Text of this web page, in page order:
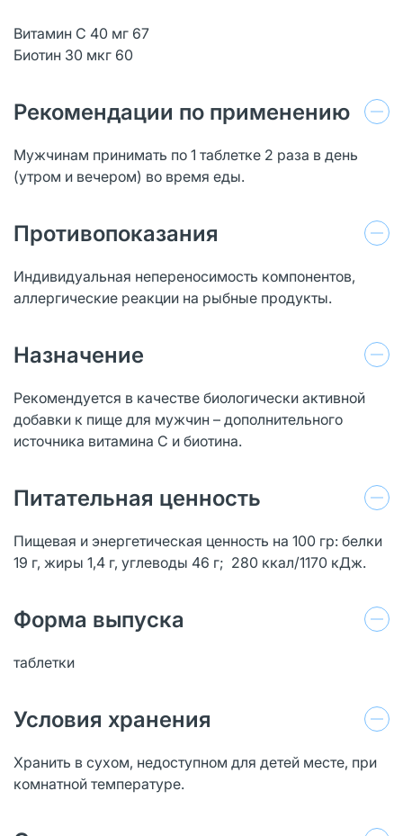
Витамин С 40 мг 67
Биотин 30 мкг 60
Рекомендации по применению
Мужчинам принимать по 1 таблетке 2 раза в день
(утром и вечером) во время еды.
Противопоказания
Индивидуальная непереносимость компонентов,
аллергические реакции на рыбные продукты.
Назначение
Рекомендуется в качестве биологически активной
добавки к пище для мужчин – дополнительного
источника витамина С и биотина.
Питательная ценность
Пищевая и энергетическая ценность на 100 гр: белки
19 г, жиры 1,4 г, углеводы 46 г; 280 ккал/1170 кДж.
Форма выпуска
таблетки
Условия хранения
Хранить в сухом, недоступном для детей месте, при
комнатной температуре.